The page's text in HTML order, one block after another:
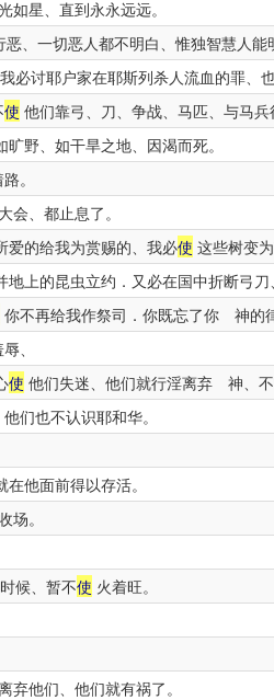
如星、直到永永远远。
、一切恶人都不明白、惟独智慧人能
必讨耶户家在耶斯列杀人流血的罪、
使 他们靠弓、刀、争战、马匹、与马兵
旷野、如干旱之地、因渴而死。
。
、都止息了。
爱的给我为赏赐的、我必使 这些树变
上的昆虫立约．又必在国中折断弓刀
你不再给我作祭司．你既忘了你 神的
、
使 他们失迷、他们就行淫离弃 神、不
们也不认识耶和华。
他面前得以存活。
场。
候、暂不使 火着旺。
弃他们、他们就有祸了。